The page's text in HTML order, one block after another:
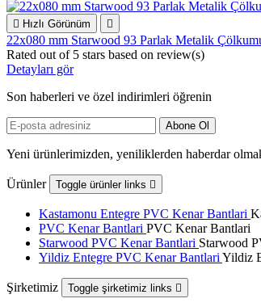
 Hızlı Görünüm 
22x080 mm Starwood 93 Parlak Metalik
Rated out of 5 stars based on review(s)
Detayları gör
Son haberleri ve özel indirimleri öğrenin
Yeni ürünlerimizden, yeniliklerden haberdar
Ürünler Toggle ürünler links 
Kastamonu Entegre PVC Kenar Bantlari
PVC Kenar Bantlari PVC Kenar Bantlari
Starwood PVC Kenar Bantlari Starwood
Yildiz Entegre PVC Kenar Bantlari Yildiz
Şirketimiz Toggle şirketimiz links 